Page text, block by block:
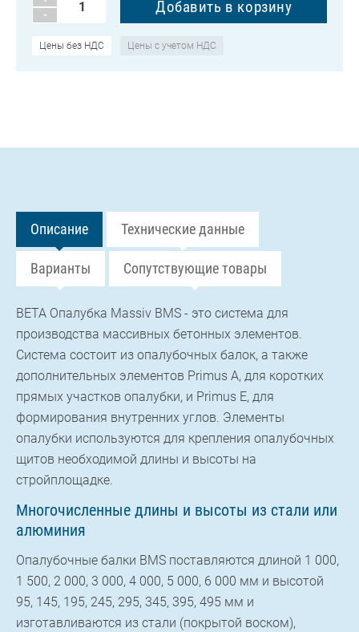
-
Цены без НДС Цены с учетом НДС
Описание Технические данные
Варианты Сопутствующие товары
BETA Опалубка Massiv BMS - это система для
производства массивных бетонных элементов.
Система состоит из опалубочных балок, а также
дополнительных элементов Primus A, для коротких
прямых участков опалубки, и Primus E, для
формирования внутренних углов. Элементы
опалубки используются для крепления опалубочных
щитов необходимой длины и высоты на
стройплощадке.
Многочисленные длины и высоты из стали или
алюминия
Опалубочные балки BMS поставляются длиной 1 000,
1 500, 2 000, 3 000, 4 000, 5 000, 6 000 мм и высотой
95, 145, 195, 245, 295, 345, 395, 495 мм и
изготавливаются из стали (покрытой воском),